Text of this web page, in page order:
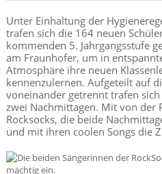
Unter Einhaltung der
trafen sich die 164 neuen
kommenden 5. Jahrgangsstufe
am Fraunhofer, um in
Atmosphäre ihre neuen
kennenzulernen. Aufgeteilt auf
voneinander getrennt trafen
zwei Nachmittagen. Mit von der
Rocksocks, die beide
und mit ihren coolen Songs die